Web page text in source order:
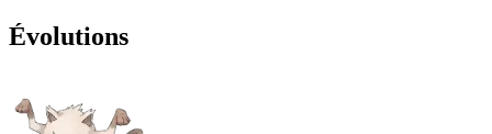
Évolutions